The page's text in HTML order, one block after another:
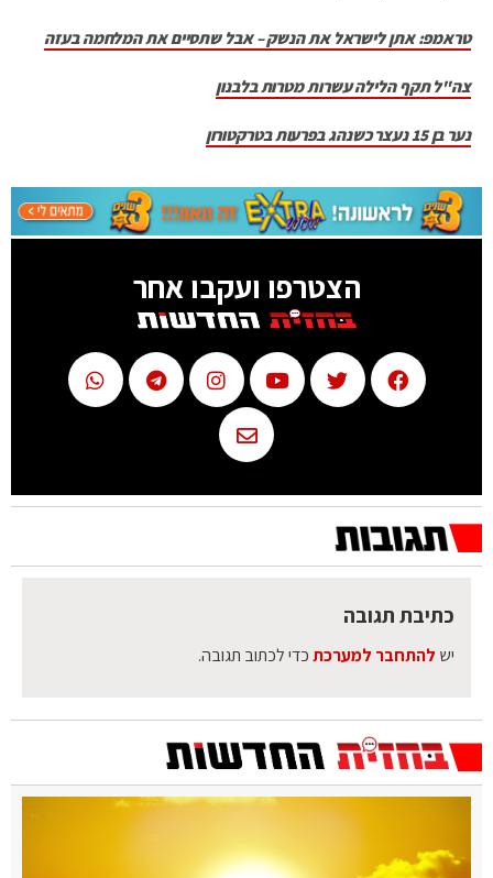
טראמפ: אתן לישראל את הנשק – אבל שתסיים את המלחמה בעזה
צה"ל תקף הלילה עשרות מטרות בלבנון
נער בן 15 נעצר כשנהג בפרעות בטרקטורון
הצטרפו ועקבו אחר
כתיבת תגובה
יש להתחבר למערכתכדי לכתוב תגובה.